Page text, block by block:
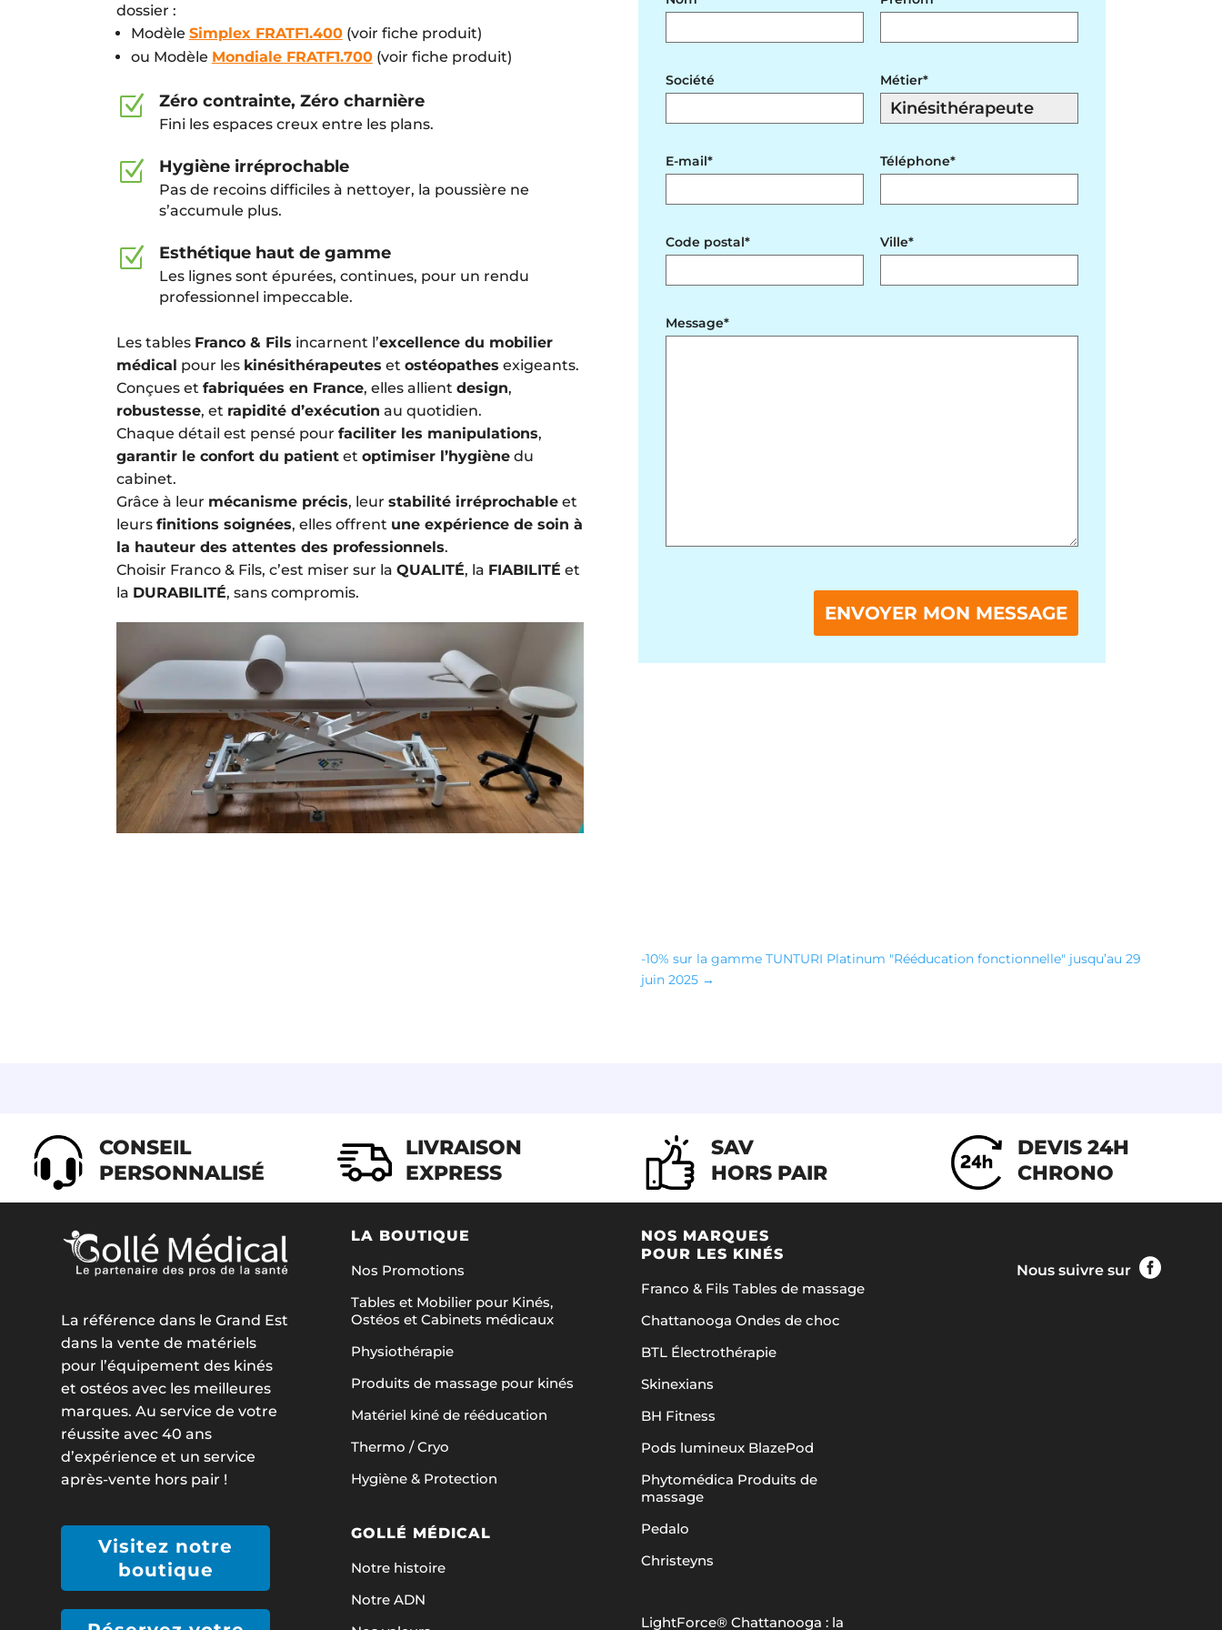
dossier :
Modèle Simplex FRATF1.400(voir fiche produit)
ou Modèle Mondiale FRATF1.700(voir fiche produit)
Z Zéro contrainte, Zéro charnière
Fini les espaces creux entre les plans.
Z Hygiène irréprochable
Pas de recoins difficiles à nettoyer, la poussière ne
s’accumule plus.
Z Esthétique haut de gamme
Les lignes sont épurées, continues, pour un rendu
professionnel impeccable.
Les tables Franco & Fils incarnent l’excellence du mobilier
médical pour les kinésithérapeutes et ostéopathes exigeants.
Conçues et fabriquées en France, elles allient design,
robustesse, et rapidité d’exécution au quotidien.
Chaque détail est pensé pour faciliter les manipulations,
garantir le confort du patientet optimiser l’hygiènedu
cabinet.
Grâce à leur mécanisme précis, leur stabilité irréprochableet
leurs finitions soignées, elles offrent une expérience de soin à
la hauteur des attentes des professionnels.
Choisir Franco & Fils, c’est miser sur la QUALITÉ, la FIABILITÉ et
la DURABILITÉ, sans compromis.
Société Métier*
E-mail* Téléphone*
Code postal* Ville*
Message*
Veuillez laisser ce champ vide.
ENVOYER MON MESSAGE
-10% sur la gamme TUNTURI Platinum "Rééducation fonctionnelle" jusqu’au 29
juin 2025 →
CONSEIL
PERSONNALISÉ
LIVRAISON
EXPRESS
SAV
HORS PAIR
DEVIS 24H
CHRONO
La référence dans le Grand Est
dans la vente de matériels
pour l’équipement des kinés
et ostéos avec les meilleures
marques. Au service de votre
réussite avec 40 ans
d’expérience et un service
après-vente hors pair !
Visitez notre
boutique
LA BOUTIQUE
Nos Promotions
Tables et Mobilier pour Kinés,
Ostéos et Cabinets médicaux
Physiothérapie
Produits de massage pour kinés
Matériel kiné de rééducation
Thermo / Cryo
Hygiène & Protection
GOLLÉ MÉDICAL
Notre histoire
Notre ADN
NOS MARQUES
POUR LES KINÉS
Franco & Fils Tables de massage
Chattanooga Ondes de choc
BTL Électrothérapie
Skinexians
BH Fitness
Pods lumineux BlazePod
Phytomédica Produits de
massage
Pedalo
Christeyns
LightForce® Chattanooga : la
Nous suivre sur 